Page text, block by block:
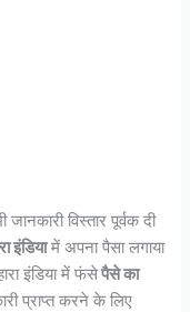
विस्तार पूर्वक दी
इंडियामें अपना पैसा लगाया
इंडिया में फंसेपैसे का
प्राप्त करने के लिए